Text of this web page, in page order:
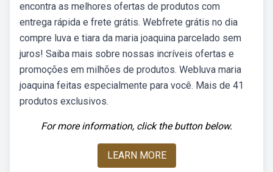
encontra as melhores ofertas de produtos com
entrega rápida e frete grátis. Webfrete grátis no dia
compre luva e tiara da maria joaquina parcelado sem
juros! Saiba mais sobre nossas incríveis ofertas e
promoções em milhões de produtos. Webluva maria
joaquina feitas especialmente para você. Mais de 41
produtos exclusivos.
For more information, click the button below.
LEARN MORE